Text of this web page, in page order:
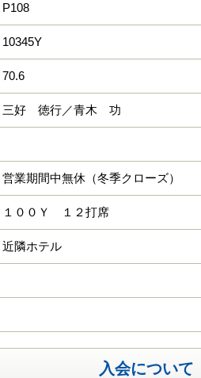
P108
10345Y
70.6
三好 徳行／青木 功
営業期間中無休（冬季クローズ）
１００Ｙ １２打席
近隣ホテル
入会について